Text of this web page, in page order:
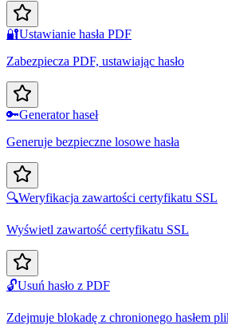
🔐Ustawianie hasła PDF
Zabezpiecza PDF, ustawiając hasło
🔑Generator haseł
Generuje bezpieczne losowe hasła
🔍Weryfikacja zawartości certyfikatu SSL
Wyświetl zawartość certyfikatu SSL
🔓Usuń hasło z PDF
Zdejmuje blokadę z chronionego hasłem